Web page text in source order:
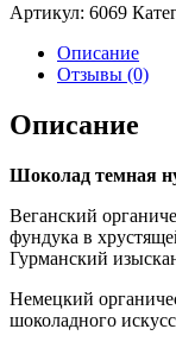
Артикул: 6069
Описание
Отзывы (0)
Описание
Шоколад темная
Веганский
фундука в
Гурманский
Немецкий
шоколадного